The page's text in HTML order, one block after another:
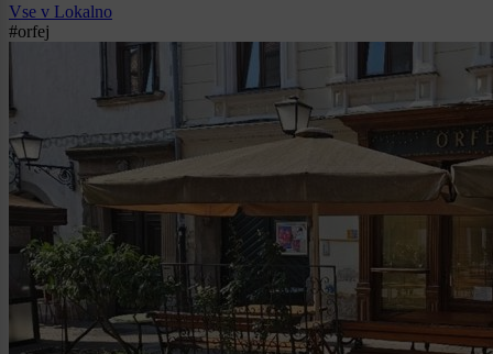
Vse v Lokalno
#orfej